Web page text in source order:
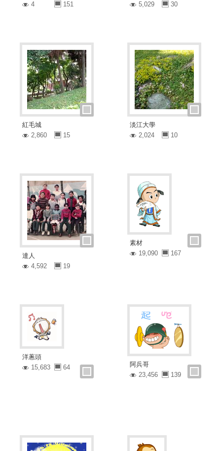
4
151
5,029
30
紅毛城
2,860
15
淡江大學
2,024
10
達人
4,592
19
素材
19,090
167
洋蔥頭
15,683
64
阿兵哥
23,456
139